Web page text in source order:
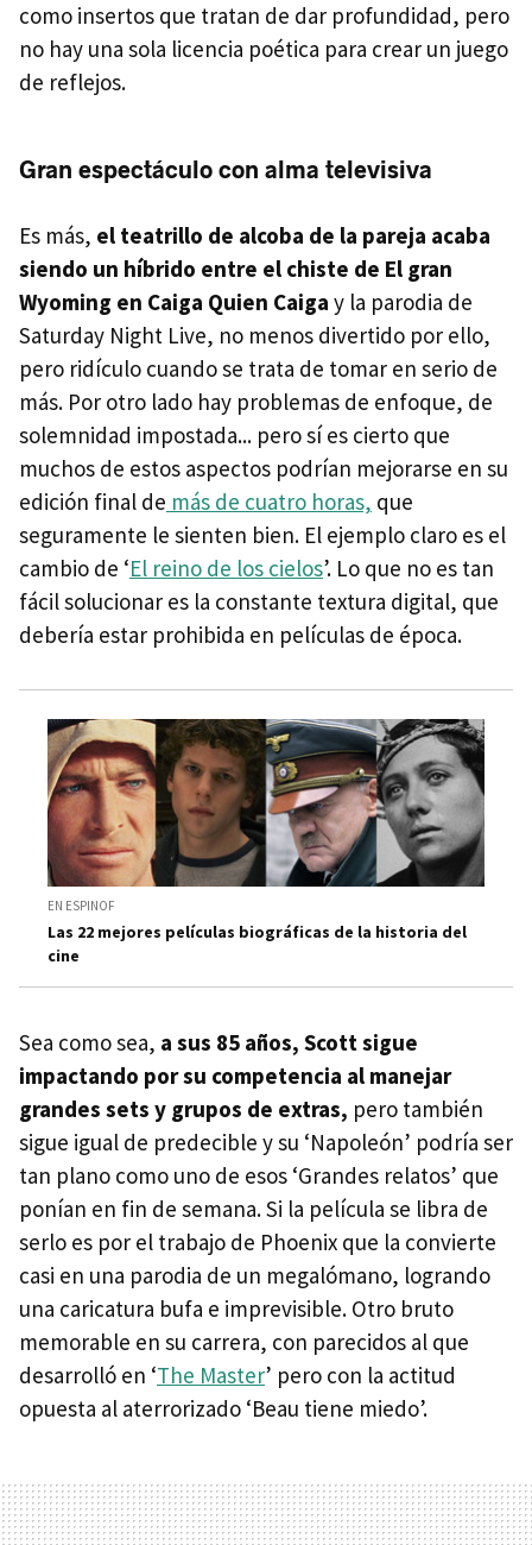
como insertos que tratan de dar profundidad, pero
no hay una sola licencia poética para crear un juego
de reflejos.
Gran espectáculo con alma televisiva
Es más, el teatrillo de alcoba de la pareja acaba
siendo un híbrido entre el chiste de El gran
Wyoming en Caiga Quien Caiga y la parodia de
Saturday Night Live, no menos divertido por ello,
pero ridículo cuando se trata de tomar en serio de
más. Por otro lado hay problemas de enfoque, de
solemnidad impostada... pero sí es cierto que
muchos de estos aspectos podrían mejorarse en su
edición final de más de cuatro horas, que
seguramente le sienten bien. El ejemplo claro es el
cambio de ‘El reino de los cielos’. Lo que no es tan
fácil solucionar es la constante textura digital, que
debería estar prohibida en películas de época.
EN ESPINOF
Las 22 mejores películas biográficas de la historia del
cine
Sea como sea, a sus 85 años, Scott sigue
impactando por su competencia al manejar
grandes sets y grupos de extras, pero también
sigue igual de predecible y su ‘Napoleón’ podría ser
tan plano como uno de esos ‘Grandes relatos’ que
ponían en fin de semana. Si la película se libra de
serlo es por el trabajo de Phoenix que la convierte
casi en una parodia de un megalómano, logrando
una caricatura bufa e imprevisible. Otro bruto
memorable en su carrera, con parecidos al que
desarrolló en ‘The Master’ pero con la actitud
opuesta al aterrorizado ‘Beau tiene miedo’.